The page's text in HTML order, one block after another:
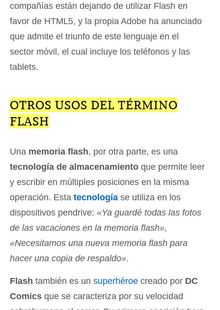
compañías están dejando de utilizar Flash en
favor de HTML5, y la propia Adobe ha anunciado
que admite el triunfo de este lenguaje en el
sector móvil, el cual incluye los teléfonos y las
tablets.
OTROS USOS DEL TÉRMINO
FLASH
Una memoria flash, por otra parte, es una
tecnología de almacenamiento que permite leer
y escribir en múltiples posiciones en la misma
operación. Esta tecnología se utiliza en los
dispositivos pendrive: «Ya guardé todas las fotos
de las vacaciones en la memoria flash»,
«Necesitamos una nueva memoria flash para
hacer una copia de respaldo».
Flash también es un superhéroe creado por DC
Comics que se caracteriza por su velocidad